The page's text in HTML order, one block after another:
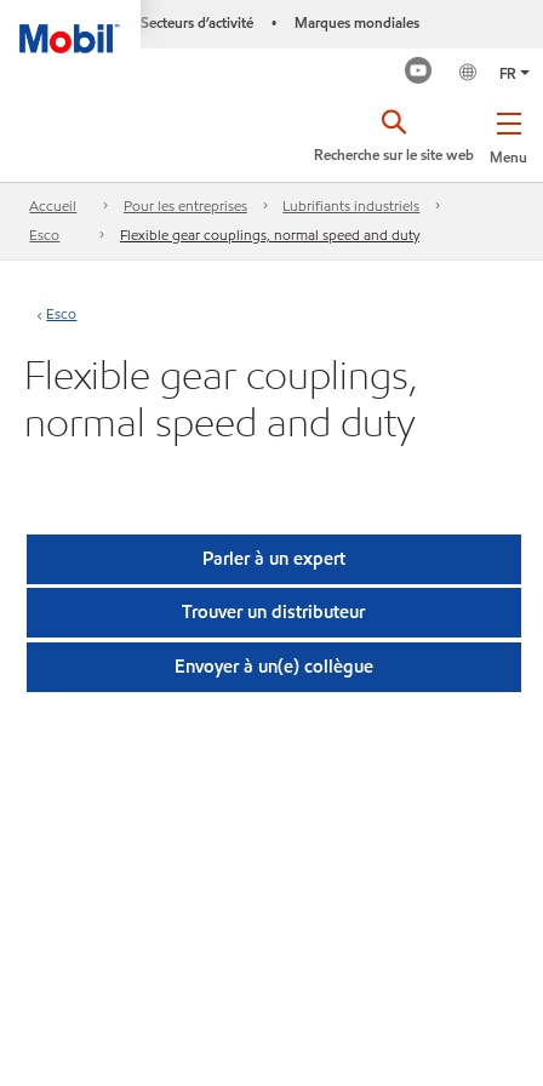
Secteurs d’activité • Marques mondiales
FR
Menu
Recherche sur le site web
Accueil Pour les entreprises
Lubrifiants industriels
Esco
Flexible gear couplings, normal speed and duty
Esco
Flexible gear couplings,
normal speed and duty
Parler à un expert
Trouver un distributeur
Envoyer à un(e) collègue